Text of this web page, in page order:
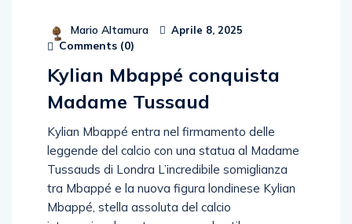
Mario Altamura Aprile 8, 2025
Comments (0)
Kylian Mbappé conquista
Madame Tussaud
Kylian Mbappé entra nel firmamento delle
leggende del calcio con una statua al Madame
Tussauds di Londra L’incredibile somiglianza
tra Mbappé e la nuova figura londinese Kylian
Mbappé, stella assoluta del calcio